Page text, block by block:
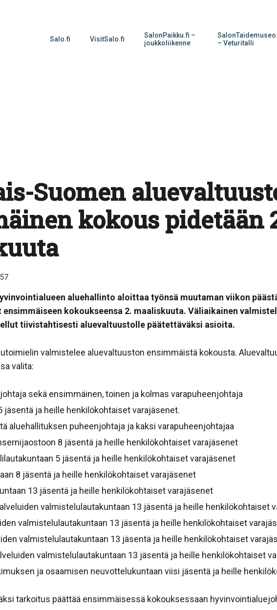
Salo.fi VisitSalo.fi
SalonPaikku.fi –
joukkoliikenne
– Veturitalli
Suomen
kokous pidetään
aluehallinto aloittaa työnsä muutaman viikon
kokoukseensa 2. maaliskuuta. Väliaikainen
tiivistahtisesti aluevaltuustolle päätettäväksi asioita.
valmistelee aluevaltuuston ensimmäistä kokousta.
valita:
sekä ensimmäinen, toinen ja kolmas varapuheenjohtaja
jäsentä ja heille henkilökohtaiset varajäsenet.
aluehallituksen puheenjohtaja ja kaksi varapuheenjohtajaa
8 jäsentä ja heille henkilökohtaiset varajäsenet
5 jäsentä ja heille henkilökohtaiset varajäsenet
8 jäsentä ja heille henkilökohtaiset varajäsenet
13 jäsentä ja heille henkilökohtaiset varajäsenet
valmistelulautakuntaan 13 jäsentä ja heille henkilökohtaiset
valmistelulautakuntaan 13 jäsentä ja heille henkilökohtaiset
valmistelulautakuntaan 13 jäsentä ja heille henkilökohtaiset
valmistelulautakuntaan 13 jäsentä ja heille henkilökohtaiset
ja osaamisen neuvottelukuntaan viisi jäsentä ja heille
tarkoitus päättää ensimmäisessä kokouksessaan